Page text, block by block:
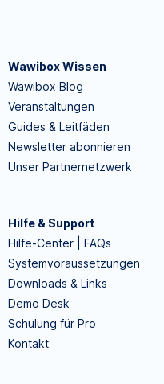
Wawibox Wissen
Wawibox Blog
Veranstaltungen
Guides & Leitfäden
Newsletter abonnieren
Unser Partnernetzwerk
Hilfe & Support
Hilfe-Center | FAQs
Systemvoraussetzungen
Downloads & Links
Demo Desk
Schulung für Pro
Kontakt